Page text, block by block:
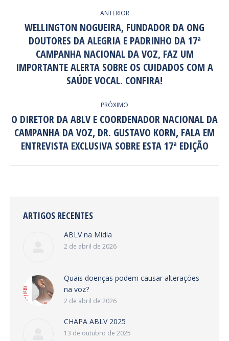
DE
POST:
ANTERIOR
Post
anterior:
WELLINGTON NOGUEIRA, FUNDADOR DA ONG
DOUTORES DA ALEGRIA E PADRINHO DA 17ª
CAMPANHA NACIONAL DA VOZ, FAZ UM
IMPORTANTE ALERTA SOBRE OS CUIDADOS COM A
SAÚDE VOCAL. CONFIRA!
PRÓXIMO
Próximo
post:
O DIRETOR DA ABLV E COORDENADOR NACIONAL DA
CAMPANHA DA VOZ, DR. GUSTAVO KORN, FALA EM
ENTREVISTA EXCLUSIVA SOBRE ESTA 17ª EDIÇÃO
ARTIGOS RECENTES
ABLV na Mídia
2 de abril de 2026
Quais doenças podem causar alterações
na voz?
2 de abril de 2026
CHAPA ABLV 2025
13 de outubro de 2025